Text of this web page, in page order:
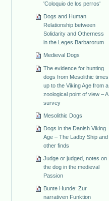
'Coloquio de los perros'
Dogs and Human
Relationship between
Solidarity and Otherness
in the Leges Barbarorum
Medieval Dogs
The evidence for hunting
dogs from Mesolithic times
up to the Viking Age from a
zoological point of view – A
survey
Mesolithic Dogs
Dogs in the Danish Viking
Age – The Ladby Ship and
other finds
Judge or judged, notes on
the dog in the medieval
Passion
Bunte Hunde: Zur
narrativen Funktion